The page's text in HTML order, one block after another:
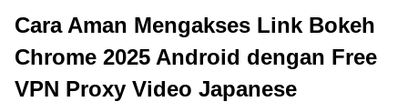
Cara Aman Mengakses Link Bokeh
Chrome 2025 Android dengan Free
VPN Proxy Video Japanese